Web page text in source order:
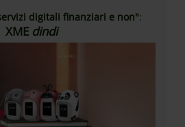
digitali finanziari e non":
XME dindi